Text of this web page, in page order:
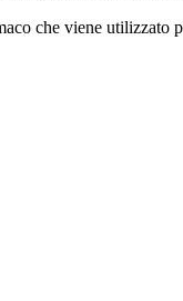
che viene utilizzato